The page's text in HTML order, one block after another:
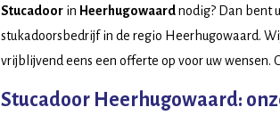
Stucadoor in Heerhugowaardnodig? Dan bent
stukadoorsbedrijf in de regio Heerhugowaard.
vrijblijvend eens een offerte op voor uw wensen.
Stucadoor Heerhugowaard: